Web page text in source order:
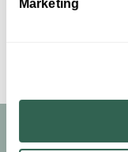
Marketing